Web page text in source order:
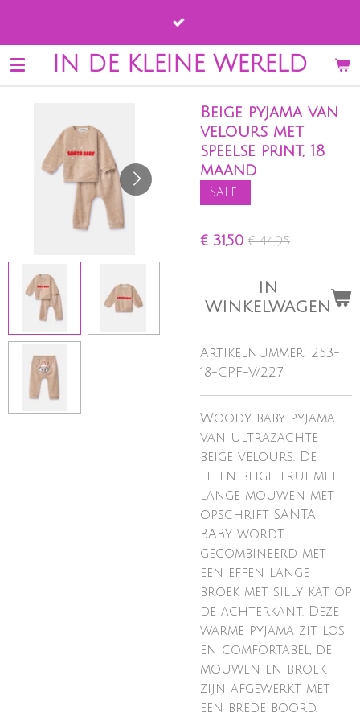
naar
de
IN DE KLEINE WERELD
Beige pyjama van
velours met
speelse print, 18
maand
Sale!
€ 31,50 € 44,95
IN
WINKELWAGEN
Artikelnummer: 253-
18-CPF-V/227
Woody baby pyjama
van ultrazachte
beige velours. De
effen beige trui met
lange mouwen met
opschrift SANTA
BABY wordt
gecombineerd met
een effen lange
broek met silly kat op
de achterkant. Deze
warme pyjama zit los
en comfortabel, de
mouwen en broek
zijn afgewerkt met
een brede boord.